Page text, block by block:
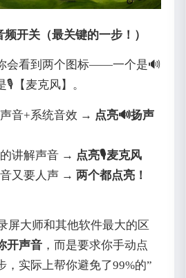
频开关（最关键的一步！）
会看到两个图标——一个是🔊
🎙️【麦克风】。
音+系统音效 →
点亮🔊扬声
讲解声音 →
点亮🎙️麦克风
又要人声 →
两个都点亮！
屏大师和其他软件最大的区
开声音‌，而是要求你手动点
，实际上帮你避免了99%的”